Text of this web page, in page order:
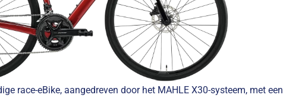
race-eBike, aangedreven door het MAHLE X30-systeem, met een